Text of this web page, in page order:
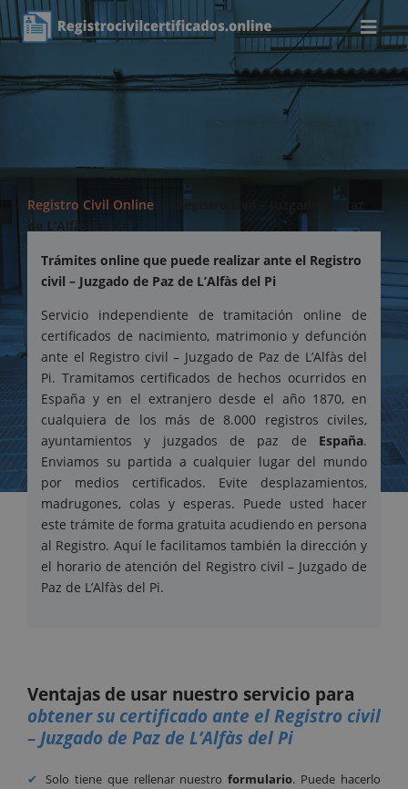
Registro Civil Online
Registro civil – Juzgado de Paz
de L’Alfàs del Pi
Trámites online que puede realizar ante el Registro
civil – Juzgado de Paz de L’Alfàs del Pi
Servicio independiente de tramitación online de
certificados de nacimiento, matrimonio y defunción
ante el Registro civil – Juzgado de Paz de L’Alfàs del
Pi. Tramitamos certificados de hechos ocurridos en
España y en el extranjero desde el año 1870, en
cualquiera de los más de 8.000 registros civiles,
ayuntamientos y juzgados de paz de España.
Enviamos su partida a cualquier lugar del mundo
por medios certificados. Evite desplazamientos,
madrugones, colas y esperas. Puede usted hacer
este trámite de forma gratuita acudiendo en persona
al Registro. Aquí le facilitamos también la dirección y
el horario de atención del Registro civil – Juzgado de
Paz de L’Alfàs del Pi.
Ventajas de usar nuestro servicio para
obtener su certificado ante el Registro civil
– Juzgado de Paz de L’Alfàs del Pi
Solo tiene que rellenar nuestroformulario. Puede hacerlo